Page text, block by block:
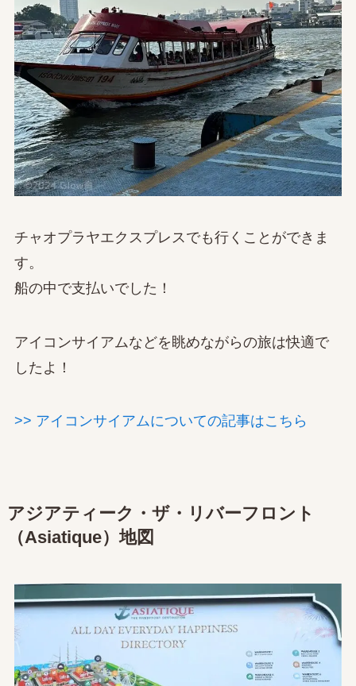
チャオプラヤエクスプレスでも行くことができま
す。
船の中で支払いでした！
アイコンサイアムなどを眺めながらの旅は快適で
したよ！
>> アイコンサイアムについての記事はこちら
アジアティーク・ザ・リバーフロント
（Asiatique）地図